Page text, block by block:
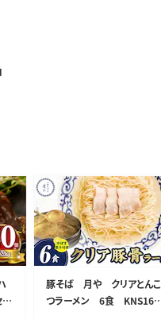
豚そば 月や クリアとんこ
つラーメン 6食 KNS160